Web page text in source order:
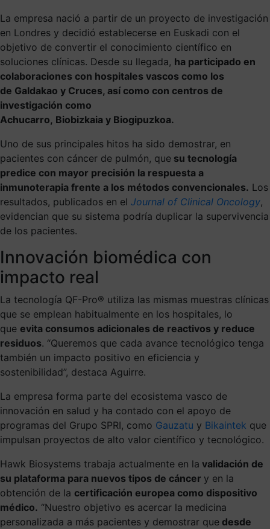
La empresa nació a partir de un proyecto de investigación
en Londres y decidió establecerse en Euskadi con el
objetivo de convertir el conocimiento científico en
soluciones clínicas. Desde su llegada, ha participado en
colaboraciones con hospitales vascos como los
de Galdakao y Cruces, así como con centros de
investigación como
Achucarro, Biobizkaia y Biogipuzkoa.
Uno de sus principales hitos ha sido demostrar, en
pacientes con cáncer de pulmón, que su tecnología
predice con mayor precisión la respuesta a
inmunoterapia frente a los métodos convencionales. Los
resultados, publicados en el Journal of Clinical Oncology,
evidencian que su sistema podría duplicar la supervivencia
de los pacientes.
Innovación biomédica con
impacto real
La tecnología QF-Pro® utiliza las mismas muestras clínicas
que se emplean habitualmente en los hospitales, lo
que evita consumos adicionales de reactivos y reduce
residuos. “Queremos que cada avance tecnológico tenga
también un impacto positivo en eficiencia y
sostenibilidad”, destaca Aguirre.
La empresa forma parte del ecosistema vasco de
innovación en salud y ha contado con el apoyo de
programas del Grupo SPRI, como Gauzatu y Bikaintek que
impulsan proyectos de alto valor científico y tecnológico.
Hawk Biosystems trabaja actualmente en la validación de
su plataforma para nuevos tipos de cáncer y en la
obtención de la certificación europea como dispositivo
médico. “Nuestro objetivo es acercar la medicina
personalizada a más pacientes y demostrar que desde